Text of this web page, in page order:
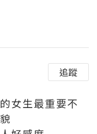
追蹤
女生最重要不